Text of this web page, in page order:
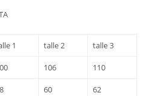
1 talle 2 talle 3
106 110
60 62